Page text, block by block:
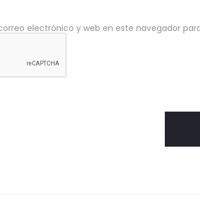
electrónico y web en este navegador